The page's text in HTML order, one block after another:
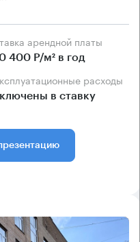
Ставка арендной платы
400 Р/м² в год
Эксплуатационные расходы
в ставку